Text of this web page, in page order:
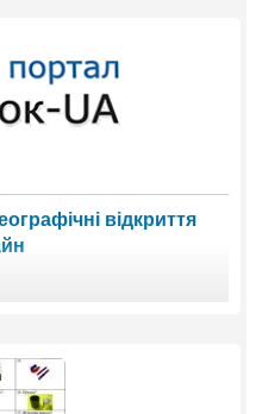
відкриття